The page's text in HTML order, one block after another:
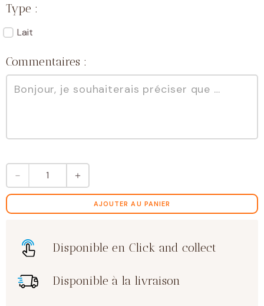
Type :
Lait
Commentaires :
quantité
de
Ourson
footballer
chocolat
－ ＋
AJOUTER AU PANIER
Disponible en Click and collect
Disponible à la livraison